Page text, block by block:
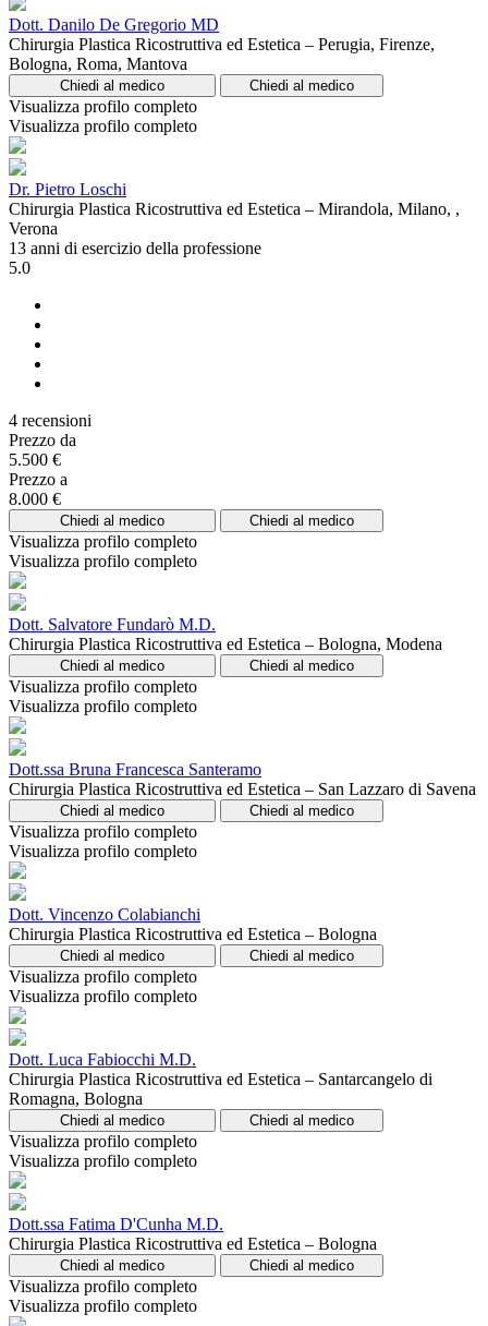
Dott. Danilo De Gregorio MD
Chirurgia Plastica Ricostruttiva ed Estetica – Perugia, Firenze,
Bologna, Roma, Mantova
Chiedi al medico Chiedi al medico
Visualizza profilo completo
Visualizza profilo completo
Dr. Pietro Loschi
Chirurgia Plastica Ricostruttiva ed Estetica – Mirandola, Milano, ,
Verona
13 anni di esercizio della professione
5.0
4 recensioni
Prezzo da
5.500 €
Prezzo a
8.000 €
Chiedi al medico Chiedi al medico
Visualizza profilo completo
Visualizza profilo completo
Dott. Salvatore Fundarò M.D.
Chirurgia Plastica Ricostruttiva ed Estetica – Bologna, Modena
Chiedi al medico Chiedi al medico
Visualizza profilo completo
Visualizza profilo completo
Dott.ssa Bruna Francesca Santeramo
Chirurgia Plastica Ricostruttiva ed Estetica – San Lazzaro di Savena
Chiedi al medico Chiedi al medico
Visualizza profilo completo
Visualizza profilo completo
Dott. Vincenzo Colabianchi
Chirurgia Plastica Ricostruttiva ed Estetica – Bologna
Chiedi al medico Chiedi al medico
Visualizza profilo completo
Visualizza profilo completo
Dott. Luca Fabiocchi M.D.
Chirurgia Plastica Ricostruttiva ed Estetica – Santarcangelo di
Romagna, Bologna
Chiedi al medico Chiedi al medico
Visualizza profilo completo
Visualizza profilo completo
Dott.ssa Fatima D'Cunha M.D.
Chirurgia Plastica Ricostruttiva ed Estetica – Bologna
Chiedi al medico Chiedi al medico
Visualizza profilo completo
Visualizza profilo completo